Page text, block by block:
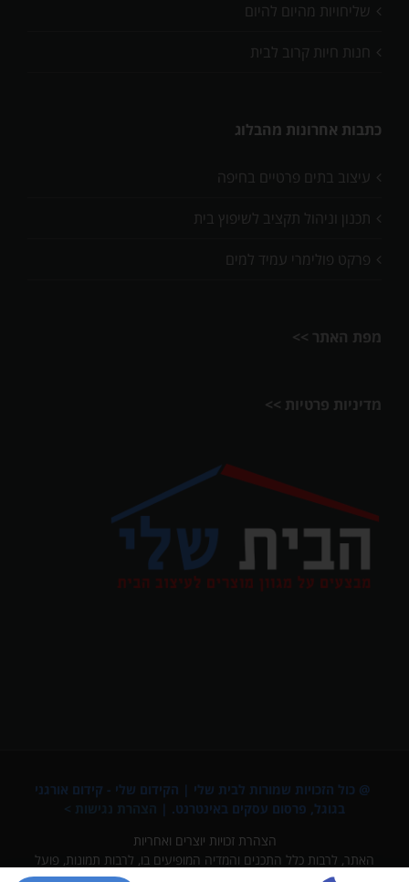
שליחויות מהיום להיום
חנות חיות קרוב לבית
כתבות אחרונות מהבלוג
עיצוב בתים פרטיים בחיפה
תכנון וניהול תקציב לשיפוץ בית
פרקט פולימרי עמיד למים
מפת האתר >>
מדיניות פרטיות >>
@ כול הזכויות שמורות לבית שלי | הקידום שלי - קידום אורגני
בגוגל, פרסום עסקים באינטרנט. | הצהרת נגישות >
הצהרת זכויות יוצרים ואחריות
האתר, לרבות כלל התכנים והמדיה המופיעים בו, לרבות תמונות, פועל